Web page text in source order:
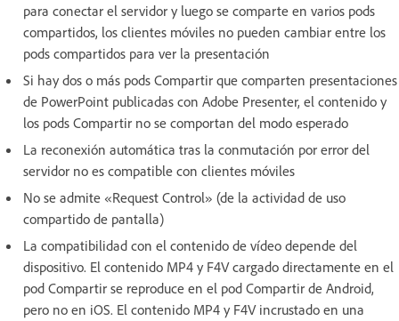
para conectar el servidor y luego se comparte en varios pods
compartidos, los clientes móviles no pueden cambiar entre los
pods compartidos para ver la presentación
Si hay dos o más pods Compartir que comparten presentaciones
de PowerPoint publicadas con Adobe Presenter, el contenido y
los pods Compartir no se comportan del modo esperado
La reconexión automática tras la conmutación por error del
servidor no es compatible con clientes móviles
No se admite «Request Control» (de la actividad de uso
compartido de pantalla)
La compatibilidad con el contenido de vídeo depende del
dispositivo. El contenido MP4 y F4V cargado directamente en el
pod Compartir se reproduce en el pod Compartir de Android,
pero no en iOS. El contenido MP4 y F4V incrustado en una